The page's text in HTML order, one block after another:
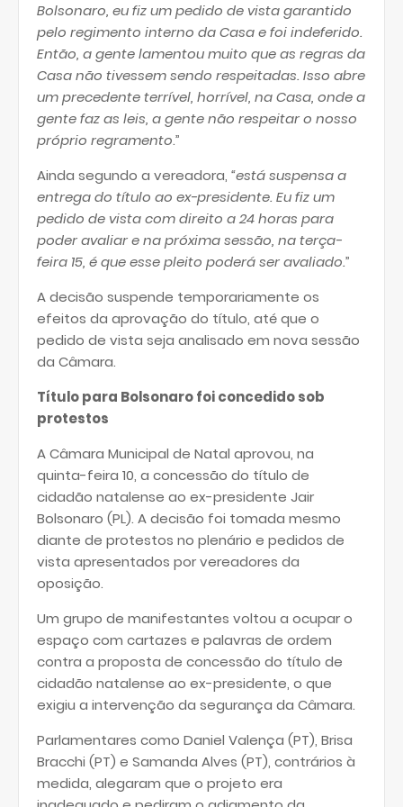
Bolsonaro, eu fiz um pedido de vista garantido
pelo regimento interno da Casa e foi indeferido.
Então, a gente lamentou muito que as regras da
Casa não tivessem sendo respeitadas. Isso abre
um precedente terrível, horrível, na Casa, onde a
gente faz as leis, a gente não respeitar o nosso
próprio regramento.”
Ainda segundo a vereadora, “está suspensa a
entrega do título ao ex-presidente. Eu fiz um
pedido de vista com direito a 24 horas para
poder avaliar e na próxima sessão, na terça-
feira 15, é que esse pleito poderá ser avaliado.”
A decisão suspende temporariamente os
efeitos da aprovação do título, até que o
pedido de vista seja analisado em nova sessão
da Câmara.
Título para Bolsonaro foi concedido sob
protestos
A Câmara Municipal de Natal aprovou, na
quinta-feira 10, a concessão do título de
cidadão natalense ao ex-presidente Jair
Bolsonaro (PL). A decisão foi tomada mesmo
diante de protestos no plenário e pedidos de
vista apresentados por vereadores da
oposição.
Um grupo de manifestantes voltou a ocupar o
espaço com cartazes e palavras de ordem
contra a proposta de concessão do título de
cidadão natalense ao ex-presidente, o que
exigiu a intervenção da segurança da Câmara.
Parlamentares como Daniel Valença (PT), Brisa
Bracchi (PT) e Samanda Alves (PT), contrários à
medida, alegaram que o projeto era